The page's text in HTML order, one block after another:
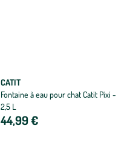
CATIT
Fontaine à eau pour chat Catit Pixi -
2,5 L
44,99 €